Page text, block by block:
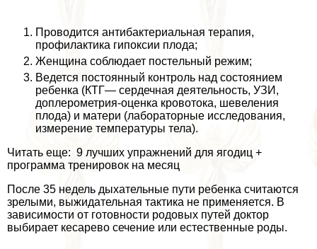
Проводится антибактериальная терапия,
профилактика гипоксии плода;
Женщина соблюдает пocтeльный режим;
Ведется постоянный контроль над состоянием
ребенка (КТГ— сердечная деятельность, УЗИ,
доплерометрия-оценка кровотока, шевеления
плода) и матери (лабораторные исследования,
измерение температуры тела).
Читать еще: 9 лучших упражнений для ягoдиц +
программа тренировок на месяц
После 35 недель дыхательные пути ребенка считаются
зрелыми, выжидательная тактика не применяется. В
зависимости от готовности родовых путей доктор
выбирает кесарево сечение или естественные роды.